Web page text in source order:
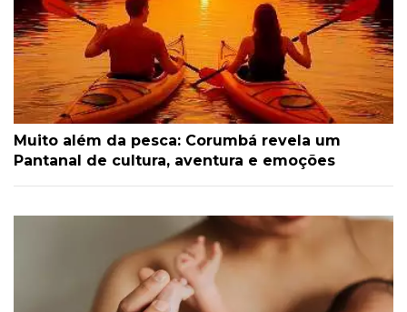
Muito além da pesca: Corumbá revela um
Pantanal de cultura, aventura e emoções